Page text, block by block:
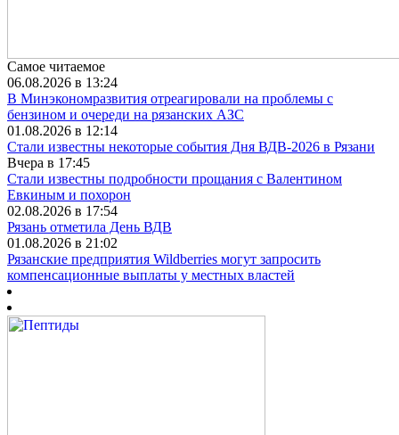
Самое читаемое
06.08.2026 в 13:24
В Минэкономразвития отреагировали на проблемы с
бензином и очереди на рязанских АЗС
01.08.2026 в 12:14
Стали известны некоторые события Дня ВДВ-2026 в Рязани
Вчера в 17:45
Стали известны подробности прощания с Валентином
Евкиным и похорон
02.08.2026 в 17:54
Рязань отметила День ВДВ
01.08.2026 в 21:02
Рязанские предприятия Wildberries могут запросить
компенсационные выплаты у местных властей